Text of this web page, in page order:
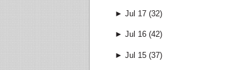
►Jul 17 (32)
►Jul 16 (42)
►Jul 15 (37)